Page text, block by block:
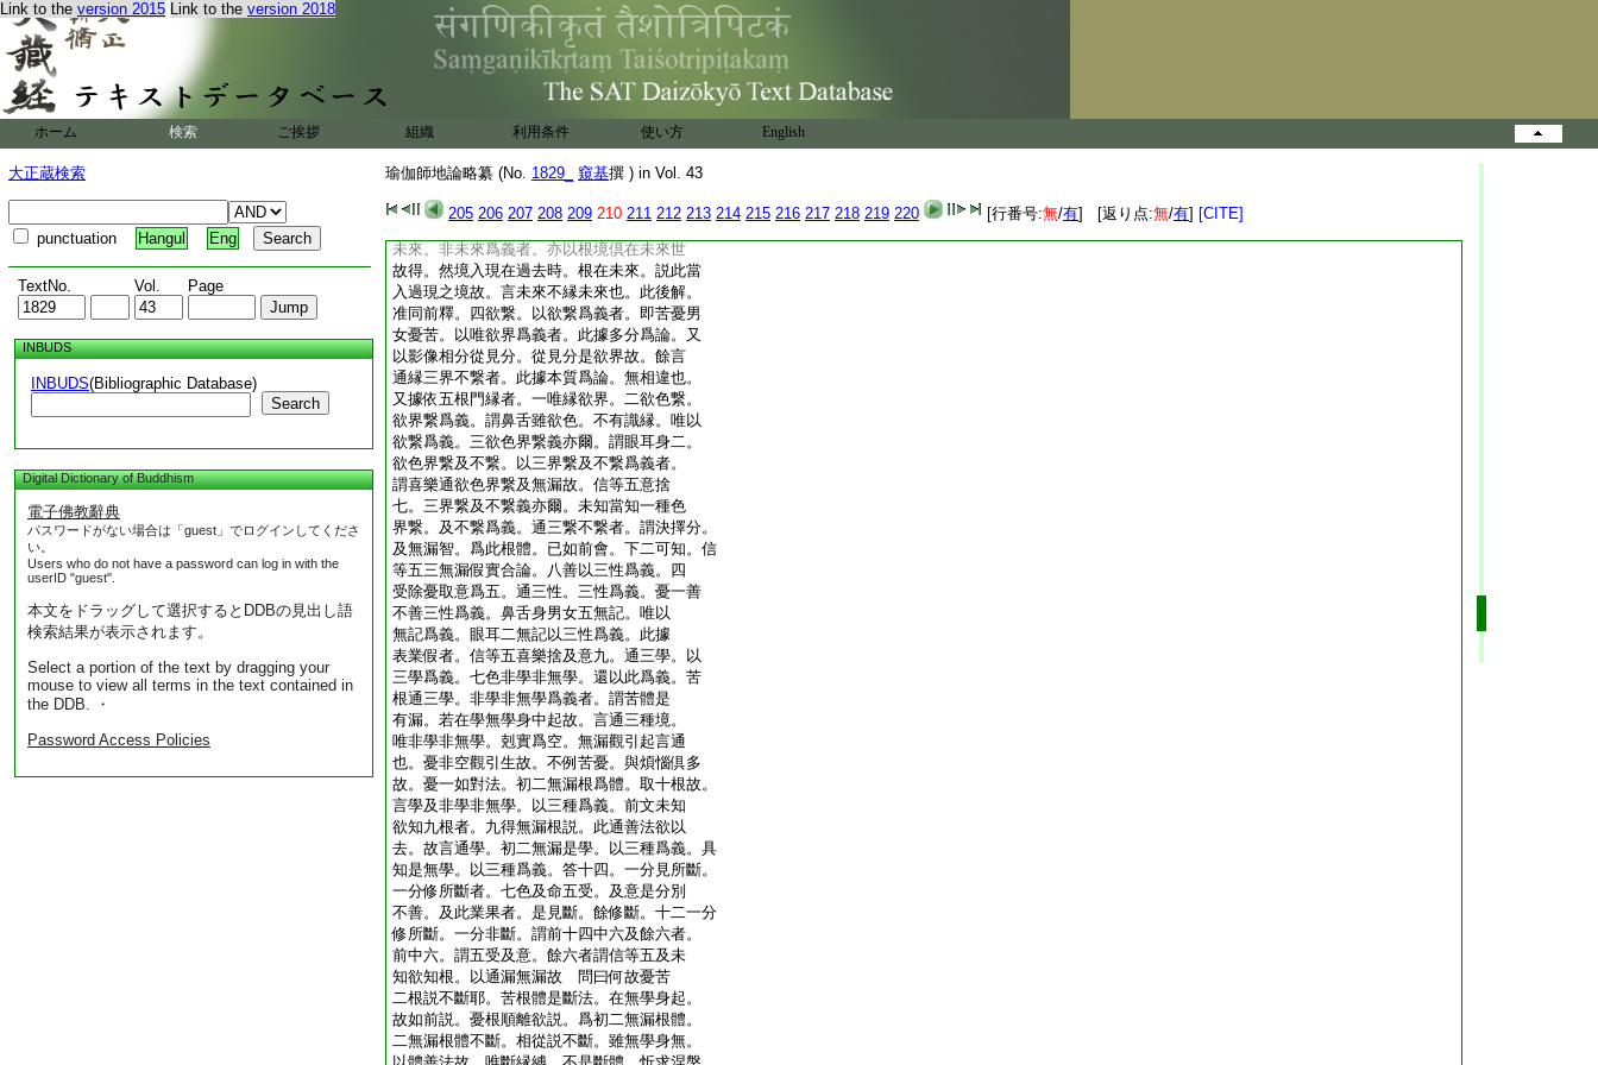
Link to the version 2015 Link to the version 2018
ホーム 検索 ご挨拶 組織 利用条件 使い方 English
大正蔵検索
punctuation Hangul Eng
TextNo. Vol. Page
INBUDS
INBUDS(Bibliographic Database)
Search
Digital Dictionary of Buddhism
電子佛教辭典
パスワードがない場合は「guest」でログインしてくださ
い。
Users who do not have a password can log in with the
userID "guest".
本文をドラッグして選択するとDDBの見出し語
検索結果が表示されます。
Select a portion of the text by dragging your
mouse to view all terms in the text contained in
the DDB. ・
Password Access Policies
瑜伽師地論略纂 (No. 1829_ 窺基撰 ) in Vol. 43
205 206 207 208 209 210 211 212 213 214 215 216 217 218 219 220 [行番号:無/有] [返り点:無/有] [CITE]
入過去。過去亦縁過去。今解者且如無色根。
在現在通縁三世。在過未世義説。各縁三世
境。苦根等八現在中。唯縁現在故假設。流過
去時。勢力羸故。在未來等故。不説縁當世。如
前釋。何故根境同在現在得縁。根住現在境
先入過去耶。述曰現在色塵先入過去。未來
眼入現在。現在眼根入過去已。不能縁過去。
又現在無識之根。與色倶入過去。不能縁過
去境
論云又此一分在未來以過未現在爲義者。
未來。非未來爲義者。亦以根境倶在未來世
故得。然境入現在過去時。根在未來。説此當
入過現之境故。言未來不縁未來也。此後解。
准同前釋。四欲繋。以欲繋爲義者。即苦憂男
女憂苦。以唯欲界爲義者。此據多分爲論。又
以影像相分從見分。從見分是欲界故。餘言
通縁三界不繋者。此據本質爲論。無相違也。
又據依五根門縁者。一唯縁欲界。二欲色繋。
欲界繋爲義。謂鼻舌雖欲色。不有識縁。唯以
欲繋爲義。三欲色界繋義亦爾。謂眼耳身二。
欲色界繋及不繋。以三界繋及不繋爲義者。
謂喜樂通欲色界繋及無漏故。信等五意捨
七。三界繋及不繋義亦爾。未知當知一種色
界繋。及不繋爲義。通三繋不繋者。謂決擇分。
及無漏智。爲此根體。已如前會。下二可知。信
等五三無漏假實合論。八善以三性爲義。四
受除憂取意爲五。通三性。三性爲義。憂一善
不善三性爲義。鼻舌身男女五無記。唯以
無記爲義。眼耳二無記以三性爲義。此據
表業假者。信等五喜樂捨及意九。通三學。以
三學爲義。七色非學非無學。還以此爲義。苦
根通三學。非學非無學爲義者。謂苦體是
有漏。若在學無學身中起故。言通三種境。
唯非學非無學。剋實爲空。無漏觀引起言通
也。憂非空觀引生故。不例苦憂。與煩惱倶多
故。憂一如對法。初二無漏根爲體。取十根故。
言學及非學非無學。以三種爲義。前文未知
欲知九根者。九得無漏根説。此通善法欲以
去。故言通學。初二無漏是學。以三種爲義。具
知是無學。以三種爲義。答十四。一分見所斷。
一分修所斷者。七色及命五受。及意是分別
不善。及此業果者。是見斷。餘修斷。十二一分
修所斷。一分非斷。謂前十四中六及餘六者。
前中六。謂五受及意。餘六者謂信等五及未
知欲知根。以通漏無漏故 問曰何故憂苦
二根説不斷耶。苦根體是斷法。在無學身起。
故如前説。憂根順離欲説。爲初二無漏根體。
二無漏根體不斷。相從説不斷。雖無學身無。